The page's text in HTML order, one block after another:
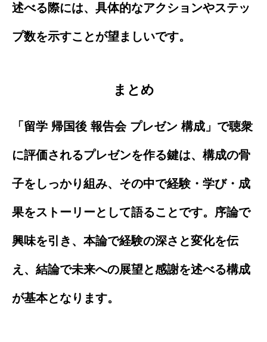
述べる際には、具体的なアクションやステッ
プ数を示すことが望ましいです。
まとめ
「留学 帰国後 報告会 プレゼン 構成」で聴衆
に評価されるプレゼンを作る鍵は、構成の骨
子をしっかり組み、その中で経験・学び・成
果をストーリーとして語ることです。序論で
興味を引き、本論で経験の深さと変化を伝
え、結論で未来への展望と感謝を述べる構成
が基本となります。